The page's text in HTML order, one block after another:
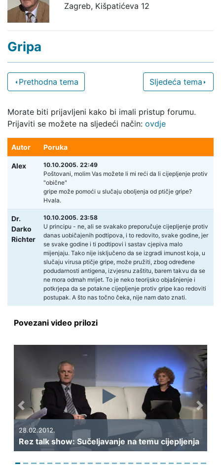
Zagreb, Kišpatićeva 12
Gripa
Prethodna tema Sljedeća tema
Morate biti prijavljeni kako bi imali pristup forumu.
Prijaviti se možete na sljedeći način: ovdje
Autor Poruka
Alex
10.10.2005. 22:49
Poštovani, molim Vas možete li mi reći da li cijepljenje protiv
"obične"
gripe može pomoći u slučaju oboljenja od ptičje gripe?
Hvala.
Dr.
Darko
Richter
10.10.2005. 23:58
U principu - ne, ali se svakako preporučuje cijepljenje protiv
danas uobičajenih podtipova, i to redovito, svake godine, jer
se svake godine i ti podtipovi i sastav cjepiva malo
mijenjaju. Tako nije isključeno da se izgradi imunost koja, u
slučaju virusa ptičje gripe, može pružiti, zbog određene
podudarnosti antigena, izvjesnu zaštitu, barem takvu da se
ne mora odmah mrijet. To je neko teorijsko objašnjenje i
potkrjepa da se potakne cijepljenje protiv gripe kao redoviti
postupak. A što nas točno čeka, nije nam dato znati.
Povezani video prilozi
28.02.2012.
Rez talk show: Sučeljavanje na temu cijepljenja
Previous Next